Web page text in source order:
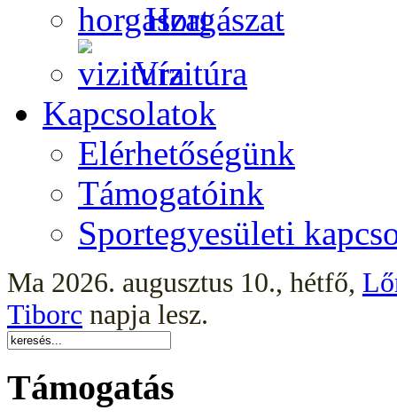
Horgászat
Vízitúra
Kapcsolatok
Elérhetőségünk
Támogatóink
Sportegyesületi
Ma 2026. augusztus 10., hétfő,
Tiborc napja lesz.
Támogatás